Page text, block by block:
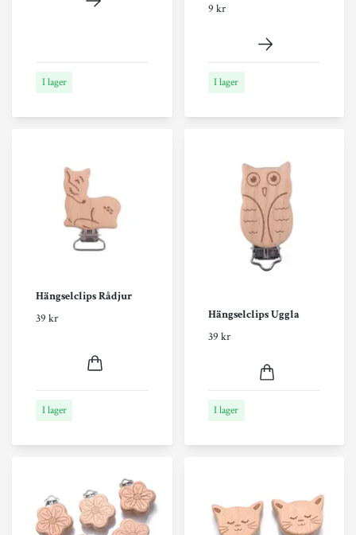
I lager
9 kr
I lager
Hängselclips Rådjur
39 kr
I lager
Hängselclips Uggla
39 kr
I lager